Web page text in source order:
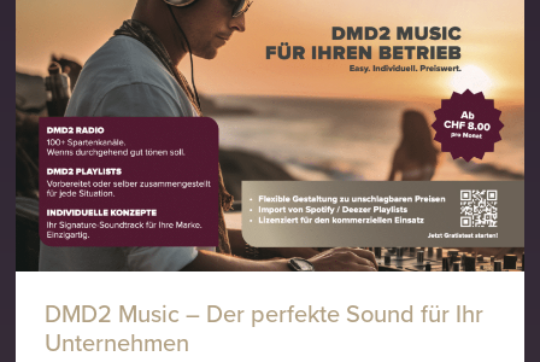
DMD2 Music – Der perfekte Sound für Ihr
Unternehmen